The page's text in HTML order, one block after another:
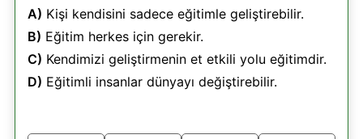
A) Kişi kendisini sadece eğitimle geliştirebilir.
B) Eğitim herkes için gerekir.
C) Kendimizi geliştirmenin et etkili yolu eğitimdir.
D) Eğitimli insanlar dünyayı değiştirebilir.